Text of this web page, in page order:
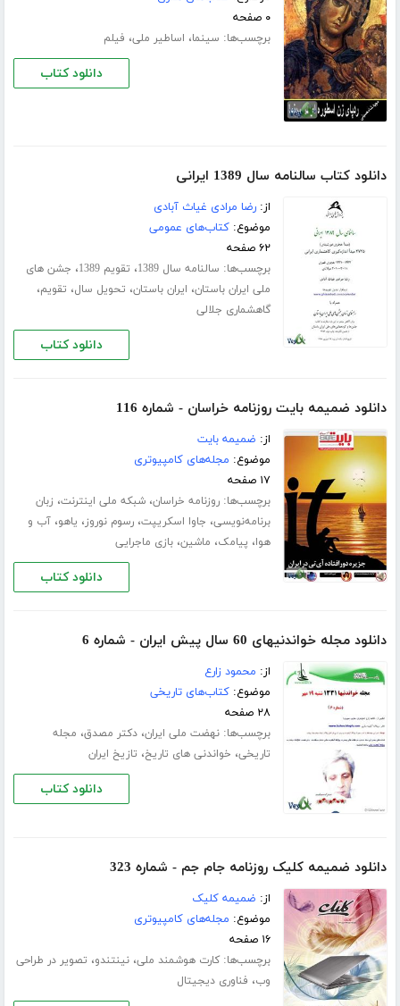
۰ صفحه
برچسب‌ها: سینما، اساطیر ملی، فیلم
دانلود کتاب
دانلود کتاب سالنامه سال 1389 ایرانی
از:رضا مرادی غیاث آبادی
موضوع:کتاب‌های عمومی
۶۲ صفحه
برچسب‌ها: سالنامه سال 1389 ، تقویم 1389 ، جشن های
ملی ایران باستان، ایران باستان، تحویل سال، تقویم،
گاهشماری جلالی
دانلود کتاب
دانلود ضمیمه بایت روزنامه خراسان - شماره 116
از: ضمیمه بایت
موضوع: مجله‌های کامپیوتری
۱۷ صفحه
برچسب‌ها:روزنامه خراسان،شبکه ملی اینترنت، زبان
برنامه‌نویسی، جاوا اسکریپت،رسوم نوروز، یاهو،آب و
هوا، پیامک، ماشین،بازی ماجرایی
دانلود کتاب
دانلود مجله خواندنیهای 60 سال پیش ایران - شماره 6
از: محمود زارع
موضوع:کتاب‌های تاریخی
۲۸ صفحه
برچسب‌ها:نهضت ملی ایران،دکتر مصدق، مجله
تاریخی، خواندنی های تاریخ، تازیخ ایران
دانلود کتاب
دانلود ضمیمه کلیک روزنامه جام جم - شماره 323
از: ضمیمه کلیک
موضوع: مجله‌های کامپیوتری
۱۶ صفحه
برچسب‌ها:کارت هوشمند ملی،نینتندو، تصویر در طراحی
وب، فناوری دیجیتال